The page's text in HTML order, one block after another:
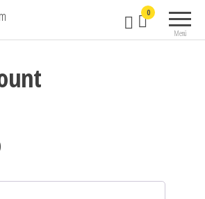
www.tuncguvenlik.com
Güvenlik
Ltd.Şti
Menü
0